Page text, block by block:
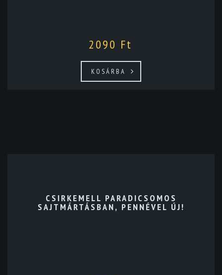
2090 Ft
KOSÁRBA
CSIRKEMELL PARADICSOMOS
SAJTMÁRTÁSBAN, PENNÉVEL ÚJ!